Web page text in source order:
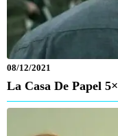
08/12/2021
La Casa De Papel